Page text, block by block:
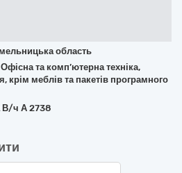
область
Офісна та комп’ютерна техніка,
крім меблів та пакетів програмного
В/ч А 2738